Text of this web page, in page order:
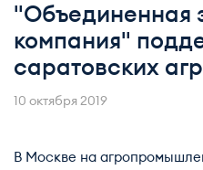
МСП
"Объединенная
компания"
саратовских
10 октября 2019
В Москве на